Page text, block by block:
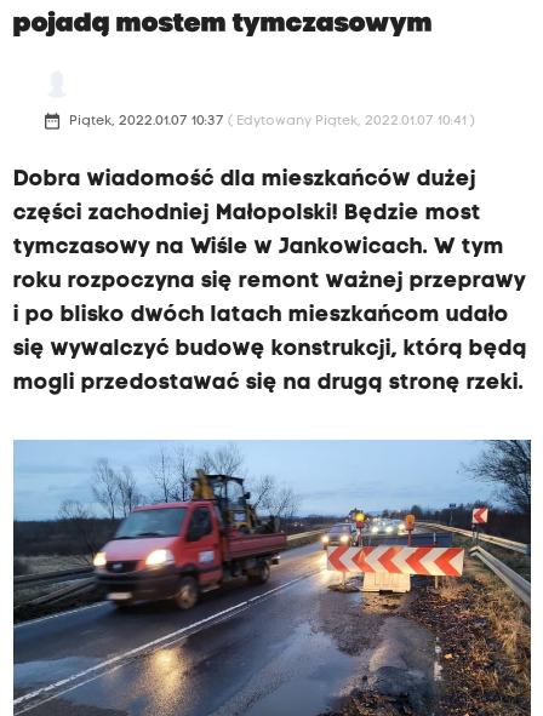
pojadą mostem tymczasowym
date_range Piątek, 2022.01.07 10:37 ( Edytowany Piątek, 2022.01.07 10:41 )
Dobra wiadomość dla mieszkańców dużej
części zachodniej Małopolski! Będzie most
tymczasowy na Wiśle w Jankowicach. W tym
roku rozpoczyna się remont ważnej przeprawy
i po blisko dwóch latach mieszkańcom udało
się wywalczyć budowę konstrukcji, którą będą
mogli przedostawać się na drugą stronę rzeki.